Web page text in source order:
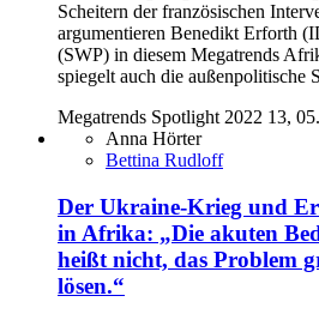
Scheitern der französischen
argumentieren Benedikt Erforth
(SWP) in diesem Megatrends
spiegelt auch die außenpolitische
Megatrends Spotlight 2022 13,
Anna Hörter
Bettina Rudloff
Der Ukraine-Krieg und
in Afrika: „Die akuten
heißt nicht, das Problem
lösen.“